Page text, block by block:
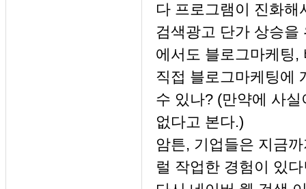
다 프로그램이 진화
검색광고 단가 상승을
에서도 블로그마케팅,
직접 블로그마케팅에
수 있나? (만약에 사
없다고 본다.)
암튼, 기업들은 지금
럴 작업한 경험이 있